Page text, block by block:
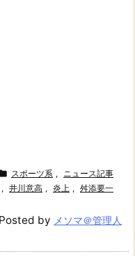
スポーツ系 , ニュース記事
, 井川意高 , 炎上 , 舛添要一
Posted by メソマ＠管理人